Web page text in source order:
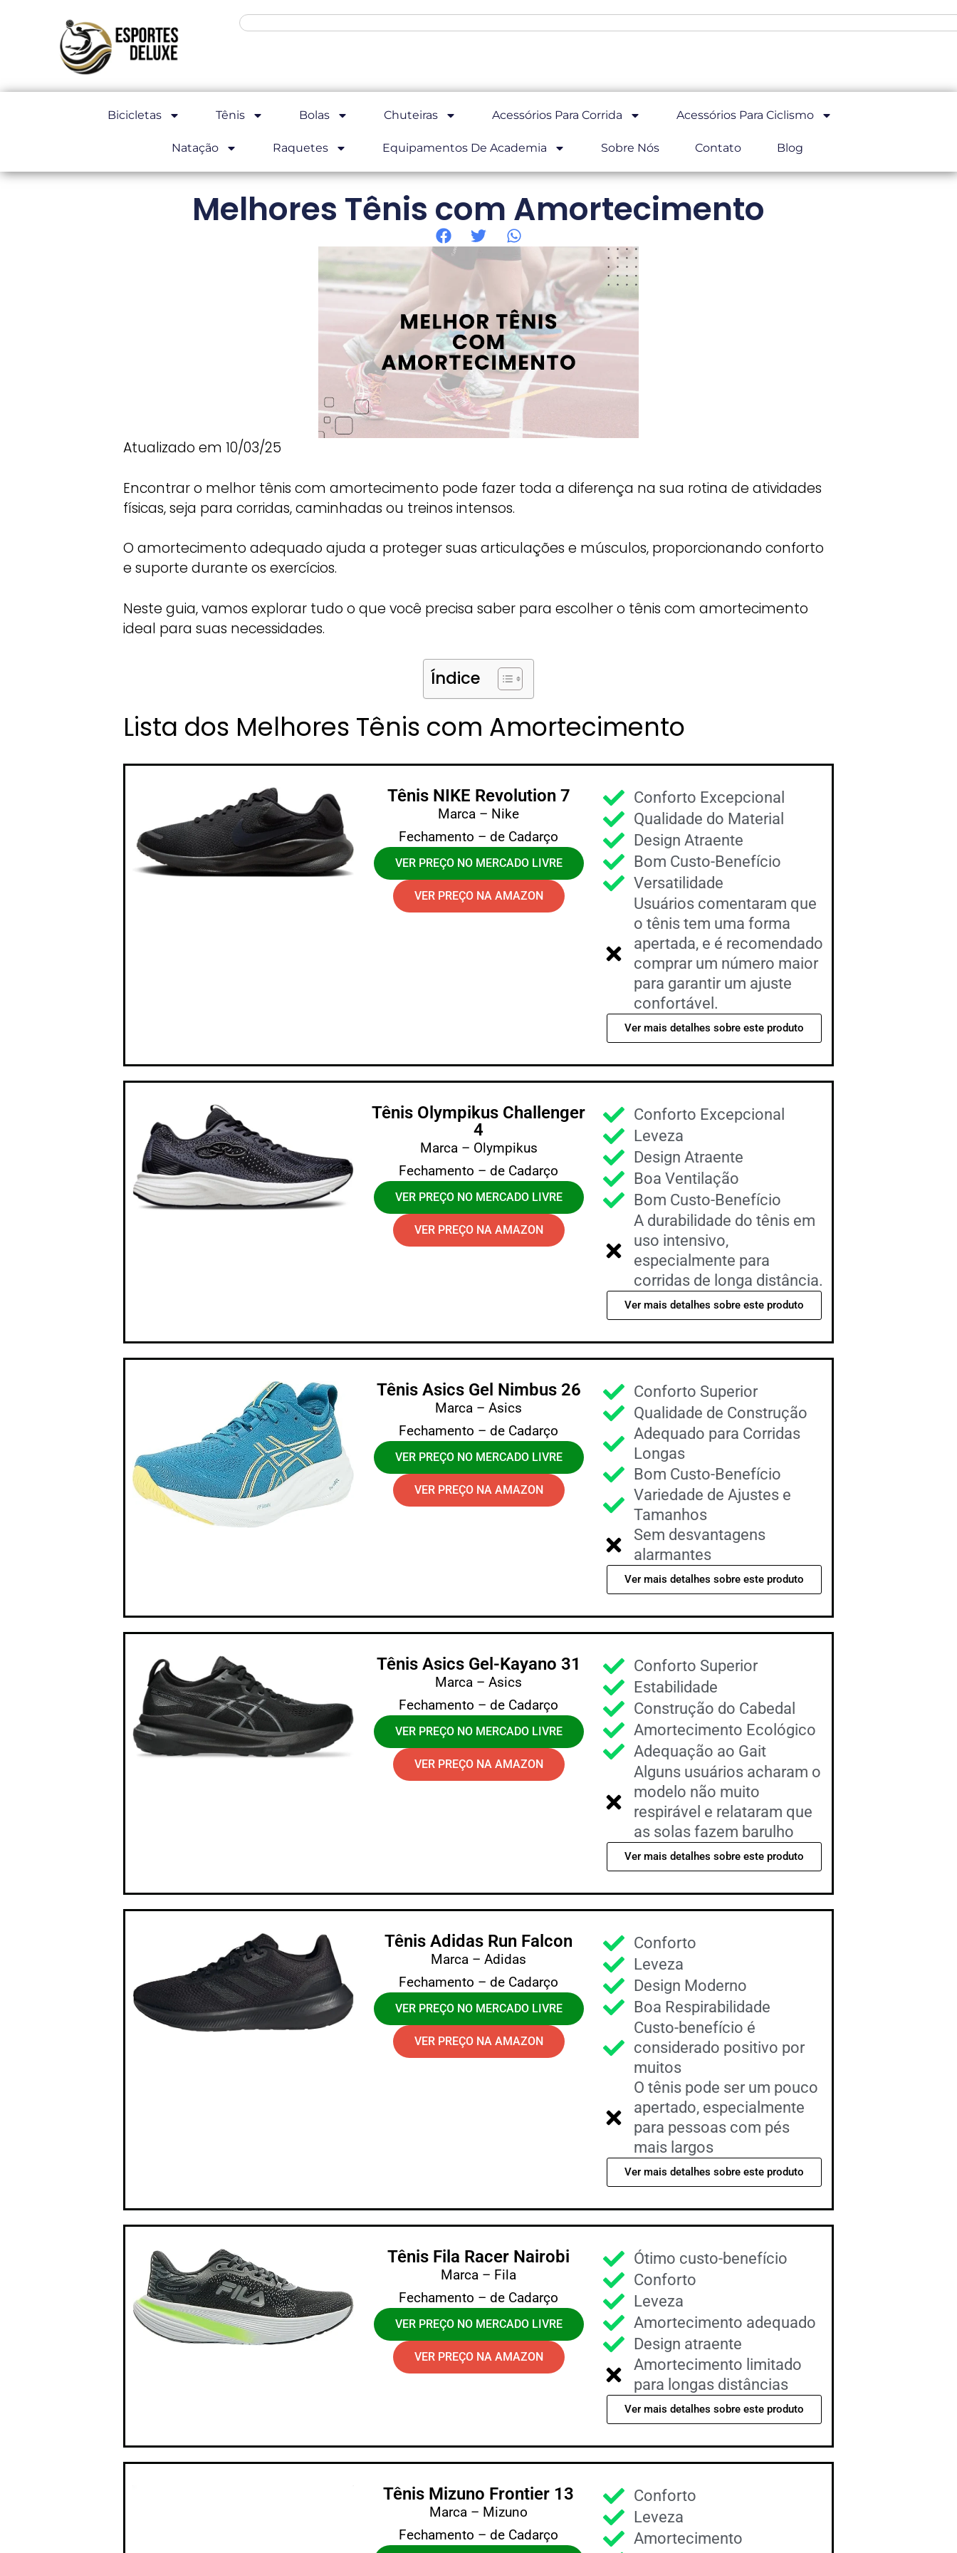
Bicicletas Tênis Bolas Chuteiras Acessórios Para Corrida Acessórios Para Ciclismo
Natação Raquetes Equipamentos De Academia Sobre Nós Contato Blog
Melhores Tênis com Amortecimento
Home Blog Academia
Atualizado em 10/03/25
Encontrar o melhor tênis com amortecimento pode fazer toda a diferença na sua rotina de atividades
físicas, seja para corridas, caminhadas ou treinos intensos.
O amortecimento adequado ajuda a proteger suas articulações e músculos, proporcionando conforto
e suporte durante os exercícios.
Neste guia, vamos explorar tudo o que você precisa saber para escolher o tênis com amortecimento
ideal para suas necessidades.
Índice
Lista dos Melhores Tênis com Amortecimento
Tênis NIKE Revolution 7
Marca – Nike
Fechamento – de Cadarço
VER PREÇO NO MERCADO LIVRE
VER PREÇO NA AMAZON
Conforto Excepcional
Qualidade do Material
Design Atraente
Bom Custo-Benefício
Versatilidade
Usuários comentaram que
o tênis tem uma forma
apertada, e é recomendado
comprar um número maior
para garantir um ajuste
confortável.
Ver mais detalhes sobre este produto
Tênis Olympikus Challenger
4
Marca – Olympikus
Fechamento – de Cadarço
VER PREÇO NO MERCADO LIVRE
VER PREÇO NA AMAZON
Conforto Excepcional
Leveza
Design Atraente
Boa Ventilação
Bom Custo-Benefício
A durabilidade do tênis em
uso intensivo,
especialmente para
corridas de longa distância.
Ver mais detalhes sobre este produto
Tênis Asics Gel Nimbus 26
Marca – Asics
Fechamento – de Cadarço
VER PREÇO NO MERCADO LIVRE
VER PREÇO NA AMAZON
Conforto Superior
Qualidade de Construção
Adequado para Corridas
Longas
Bom Custo-Benefício
Variedade de Ajustes e
Tamanhos
Sem desvantagens
alarmantes
Ver mais detalhes sobre este produto
Tênis Asics Gel-Kayano 31
Marca – Asics
Fechamento – de Cadarço
VER PREÇO NO MERCADO LIVRE
VER PREÇO NA AMAZON
Conforto Superior
Estabilidade
Construção do Cabedal
Amortecimento Ecológico
Adequação ao Gait
Alguns usuários acharam o
modelo não muito
respirável e relataram que
as solas fazem barulho
Ver mais detalhes sobre este produto
Tênis Adidas Run Falcon
Marca – Adidas
Fechamento – de Cadarço
VER PREÇO NO MERCADO LIVRE
VER PREÇO NA AMAZON
Conforto
Leveza
Design Moderno
Boa Respirabilidade
Custo-benefício é
considerado positivo por
muitos
O tênis pode ser um pouco
apertado, especialmente
para pessoas com pés
mais largos
Ver mais detalhes sobre este produto
Tênis Fila Racer Nairobi
Marca – Fila
Fechamento – de Cadarço
VER PREÇO NO MERCADO LIVRE
VER PREÇO NA AMAZON
Ótimo custo-benefício
Conforto
Leveza
Amortecimento adequado
Design atraente
Amortecimento limitado
para longas distâncias
Ver mais detalhes sobre este produto
Tênis Mizuno Frontier 13
Marca – Mizuno
Fechamento – de Cadarço
Conforto
Leveza
Amortecimento